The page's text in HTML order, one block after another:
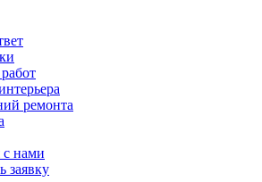
ремонта
с нами
заявку